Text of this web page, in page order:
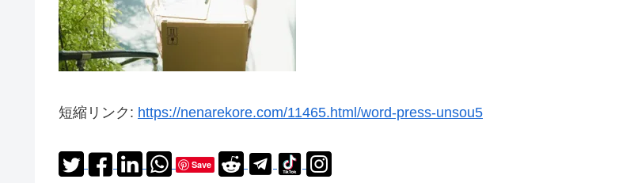
短縮リンク: https://nenarekore.com/11465.html/word-press-unsou5
Save